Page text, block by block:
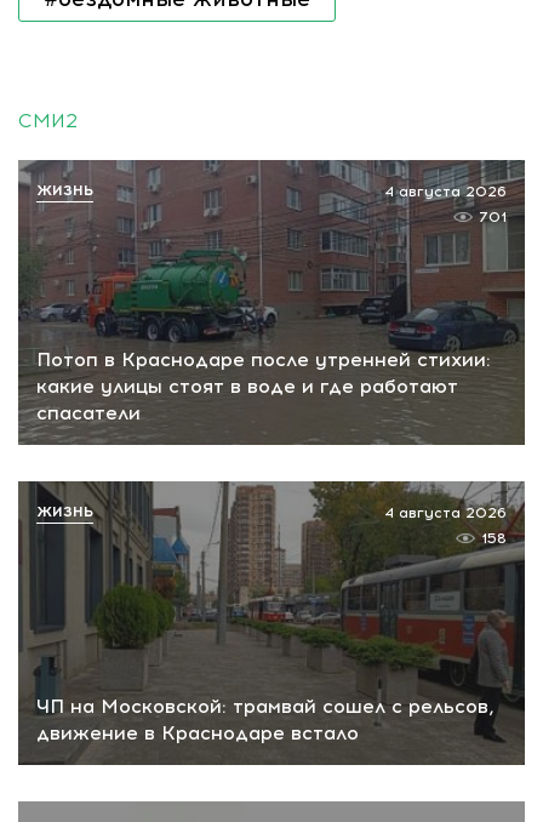
СМИ2
Потоп в Краснодаре после утренней стихии:
какие улицы стоят в воде и где работают
спасатели
4 августа 2026
701
ЖИЗНЬ
ЧП на Московской: трамвай сошел с рельсов,
движение в Краснодаре встало
4 августа 2026
158
ЖИЗНЬ